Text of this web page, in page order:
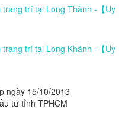
trí tại Long Thành -【Uy
trí tại Long Khánh -【Uy
ngày 15/10/2013
tư tỉnh TPHCM